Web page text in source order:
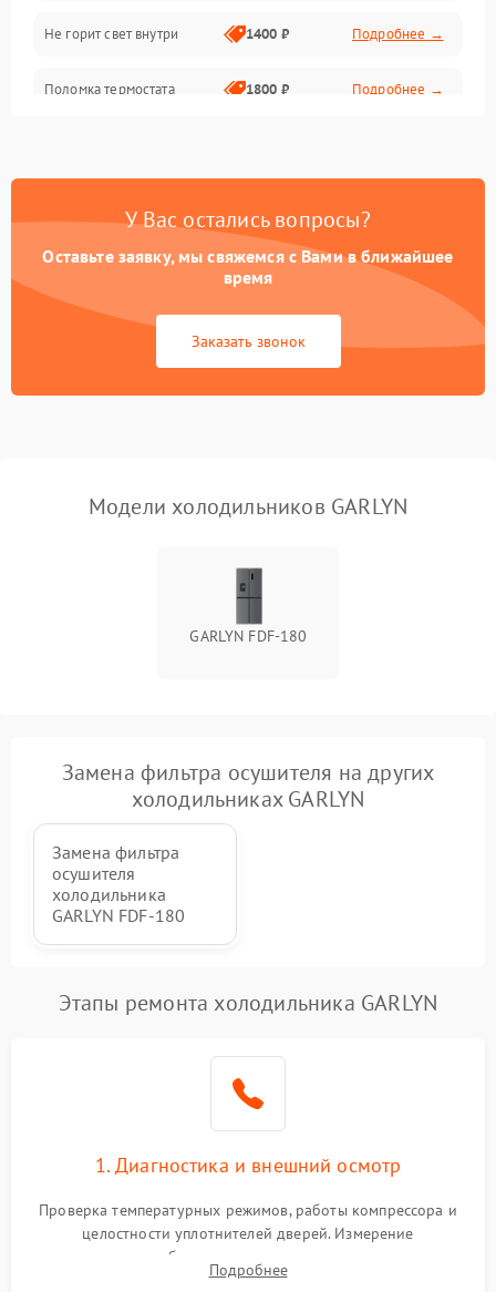
Не горит свет внутри 1400 ₽ Подробнее →
Поломка термостата 1800 ₽ Подробнее →
Образование конденсата
1800 ₽ Подробнее →
Сбой в работе инвертора
работе
2000 ₽ Подробнее →
У Вас остались вопросы?
Оставьте заявку, мы свяжемся с Вами в ближайшее
время
Заказать звонок
Модели холодильников GARLYN
GARLYN FDF-180
Замена фильтра осушителя на других
холодильниках GARLYN
Замена фильтра
осушителя
холодильника
GARLYN FDF-180
Этапы ремонта холодильника GARLYN
1. Диагностика и внешний осмотр
Проверка температурных режимов, работы компрессора и
целостности уплотнителей дверей. Измерение
сопротивления обмоток мотора, проверка термостата и
считывание кодов ошибок с электронного дисплея.
Подробнее